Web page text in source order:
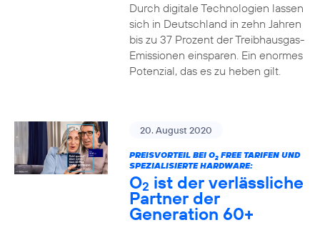
Durch digitale Technologien lassen
sich in Deutschland in zehn Jahren
bis zu 37 Prozent der Treibhausgas-
Emissionen einsparen. Ein enormes
Potenzial, das es zu heben gilt.
20. August 2020
PREISVORTEIL BEI O2FREE TARIFEN UND
SPEZIALISIERTE HARDWARE:
O2 ist der verlässliche
Partner der
Generation 60+